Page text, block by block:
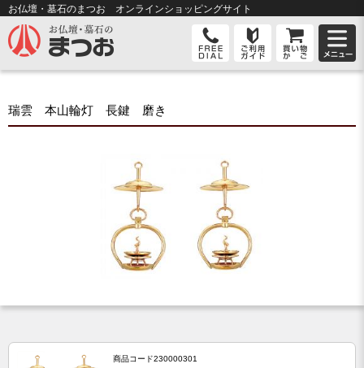
お仏壇・墓石のまつお オンラインショッピングサイト
瑞雲 本山輪灯 長鍵 磨き
商品コード230000301